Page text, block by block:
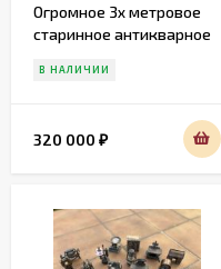
Огромное 3х метровое
старинное антикварное
В НАЛИЧИИ
320 000 ₽